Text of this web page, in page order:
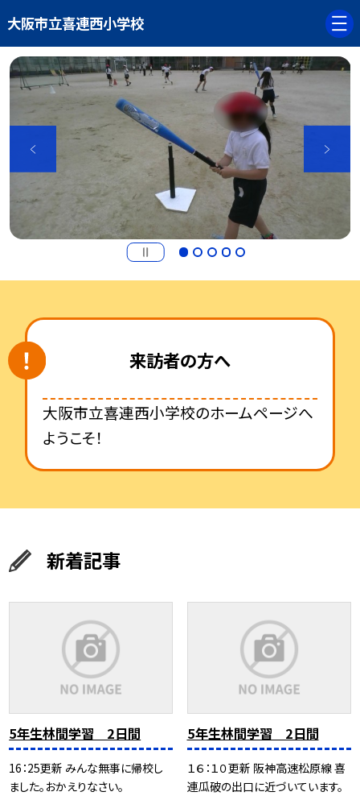
大阪市立喜連西小学校
来訪者の方へ
大阪市立喜連西小学校のホームページへ
ようこそ！
新着記事
5年生林間学習 2日間
16：25更新 みんな無事に帰校し
ました。おかえりなさい。
5年生林間学習 2日間
１６：１０更新 阪神高速松原線 喜
連瓜破の出口に近づいています。